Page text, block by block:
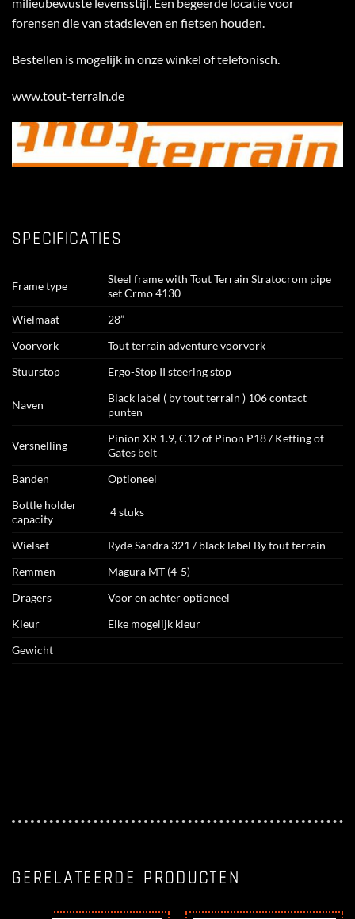
milieubewuste levensstijl. Een begeerde locatie voor
forensen die van stadsleven en fietsen houden.
Bestellen is mogelijk in onze winkel of telefonisch.
www.tout-terrain.de
SPECIFICATIES
Frame type
Steel frame with Tout Terrain Stratocrom pipe
set Crmo 4130
Wielmaat
28”
Voorvork
Tout terrain adventure voorvork
Stuurstop
Ergo-Stop II steering stop
Naven
Black label ( by tout terrain ) 106 contact
punten
Versnelling
Pinion XR 1.9, C12 of Pinon P18 / Ketting of
Gates belt
Banden
Optioneel
Bottle holder
capacity
4 stuks
Wielset
Ryde Sandra 321 / black label By tout terrain
Remmen
Magura MT (4-5)
Dragers
Voor en achter optioneel
Kleur
Elke mogelijk kleur
Gewicht
GERELATEERDE PRODUCTEN